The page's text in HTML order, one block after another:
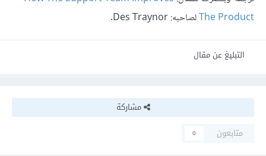
The Productلصاحبه: Des Traynor.
التبليغ عن مقال
مشاركة
متابعون
0